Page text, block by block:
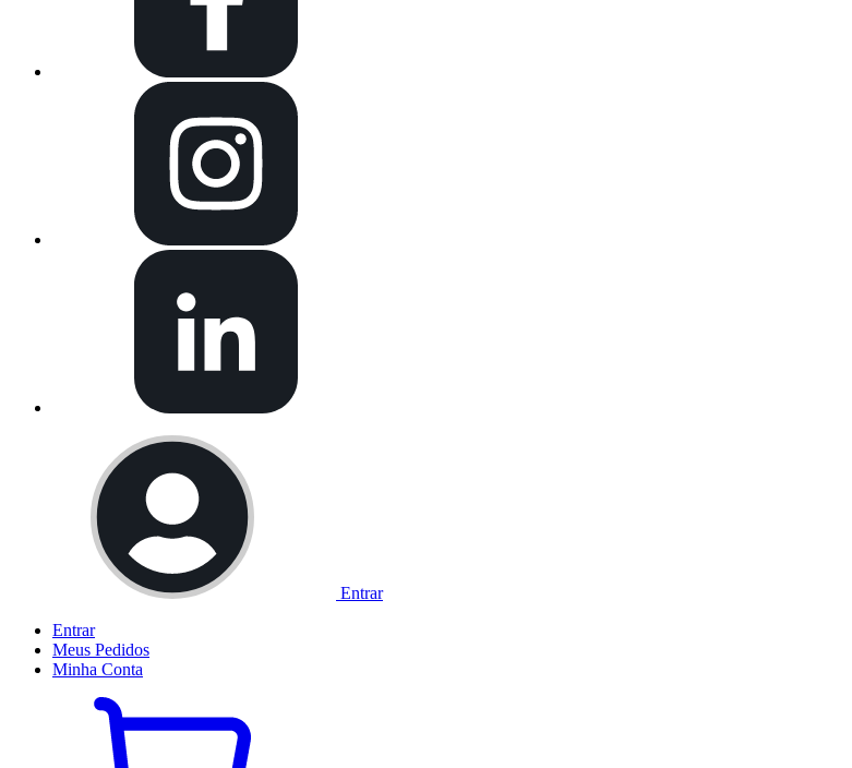
Entrar
Entrar
Meus Pedidos
Minha Conta